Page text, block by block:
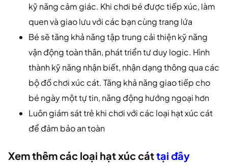
kỹ năng cảm giác. Khi chơi bé được tiếp xúc, làm
quen và giao lưu với các bạn cùng trang lứa
Bé sẽ tăng khả năng tập trung cải thiện kỹ năng
vận động toàn thân, phát triển tư duy logic. Hình
thành kỹ năng nhận biết, nhận dạng thông qua các
bộ đồ chơi xúc cát. Tăng khả năng giao tiếp cho
bé ngày một tự tin, năng động hướng ngoại hơn
Luôn giám sát trẻ khi chơi với các loại hạt xúc cát
để đảm bảo an toàn
Xem thêm các loại hạt xúc cáttại đây